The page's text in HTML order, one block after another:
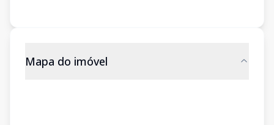
Mapa do imóvel